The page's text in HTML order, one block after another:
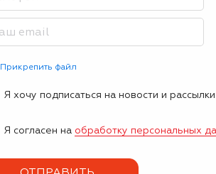
Прикрепить файл
Я хочу подписаться на новости и
Я согласен на обработку персональных